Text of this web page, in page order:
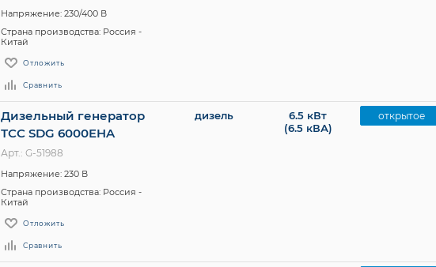
Напряжение: 230/400 В
Страна производства: Россия -
Китай
Отложить
Сравнить
Дизельный генератор
ТСС SDG 6000EHA
Арт.: G-51988
Напряжение: 230 В
Страна производства: Россия -
Китай
Отложить
Сравнить
дизель
6.5 кВт
(6.5 кВА)
открытое